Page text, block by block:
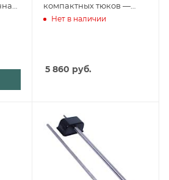
компактных тюков —
купить с доставкой по
Нет в наличии
5 860 руб.